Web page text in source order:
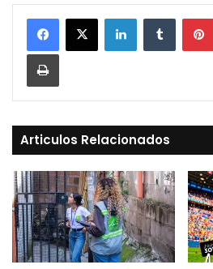
LinkedInTumblr
Print
Articulos Relacionados